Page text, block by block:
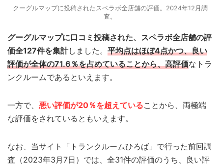
クーグルマップに投稿されたスペラボ全店舗の評価。2024年12月調
査。
グーグルマップに口コミ投稿された、スペラボ全店舗の評
価全127件を集計しました。 平均点はほぼ4点かつ、良い
評価が全体の71.6％を占めていることから、高評価なトラ
ンクルームであるといえます。
一方で、 悪い評価が20％を超えていることから、両極端
な評価をされているともいえます。
なお、当サイト「トランクルームひろば」で行った前回調
査（2023年3月7日）では、全31件の評価のうち、良い評